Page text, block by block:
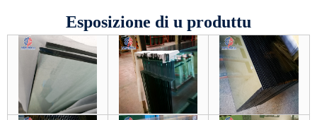
Esposizione di u produttu